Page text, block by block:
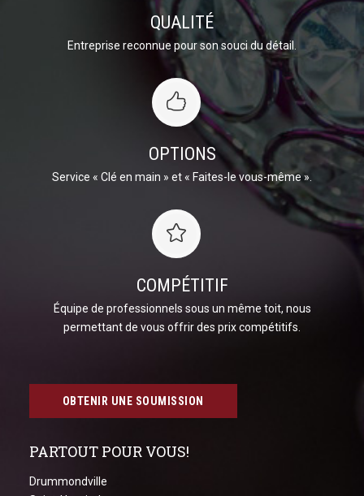
QUALITÉ
Entreprise reconnue pour son souci du détail.
OPTIONS
Service « Clé en main » et « Faites-le vous-même ».
COMPÉTITIF
Équipe de professionnels sous un même toit, nous
permettant de vous offrir des prix compétitifs.
OBTENIR UNE SOUMISSION
PARTOUT POUR VOUS!
Drummondville